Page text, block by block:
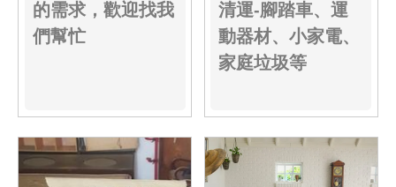
的需求，歡迎找我
們幫忙
清運-腳踏車、運
動器材、小家電、
家庭垃圾等